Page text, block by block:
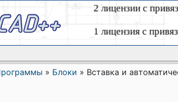
» Блоки » Вставка и